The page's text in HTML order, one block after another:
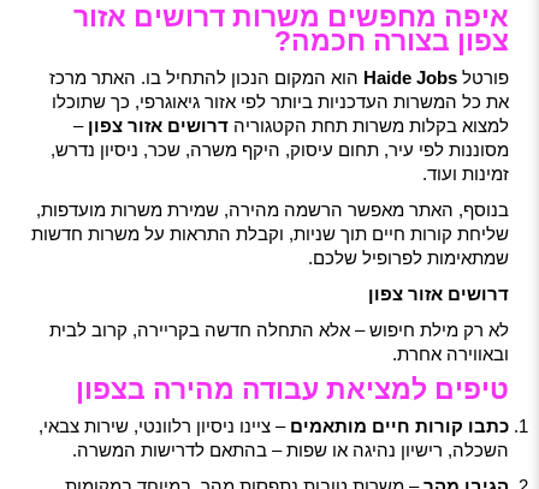
איפה מחפשים משרות דרושים אזור
צפון בצורה חכמה?
פורטל Haide Jobs הוא המקום הנכון להתחיל בו. האתר מרכז
את כל המשרות העדכניות ביותר לפי אזור גיאוגרפי, כך שתוכלו
למצוא בקלות משרות תחת הקטגוריה דרושים אזור צפון –
מסוננות לפי עיר, תחום עיסוק, היקף משרה, שכר, ניסיון נדרש,
זמינות ועוד.
בנוסף, האתר מאפשר הרשמה מהירה, שמירת משרות מועדפות,
שליחת קורות חיים תוך שניות, וקבלת התראות על משרות חדשות
שמתאימות לפרופיל שלכם.
דרושים אזור צפון
לא רק מילת חיפוש – אלא התחלה חדשה בקריירה, קרוב לבית
ובאווירה אחרת.
טיפים למציאת עבודה מהירה בצפון
כתבו קורות חיים מותאמים – ציינו ניסיון רלוונטי, שירות צבאי,
השכלה, רישיון נהיגה או שפות – בהתאם לדרישות המשרה.